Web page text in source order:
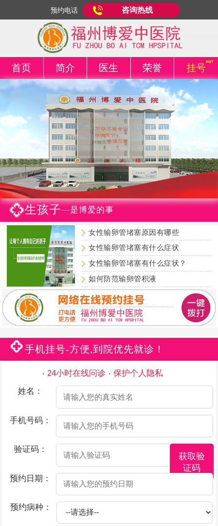
预约电话 咨询热线
首页 简介 医生 荣誉 挂号
生孩子—是博爱的事
女性输卵管堵塞原因有哪些
女性输卵管堵塞有什么症状
女性输卵管堵塞有什么症状？
如何防范输卵管积液
手机挂号-方便,到院优先就诊！
24小时在线问诊
保护个人隐私
姓名：
手机号码：
验证码：
获取验
证码
预约日期：
预约病种：